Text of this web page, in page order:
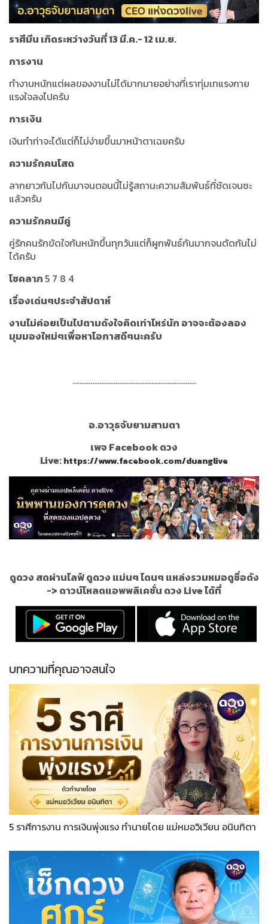
ราศีมีน เกิดระหว่างวันที่ 13 มี.ค.- 12 เม.ย.
การงาน
ทำงานหนักแต่ผลของงานไม่ได้มากมายอย่างที่เราทุ่มเทแรงกาย
แรงใจลงไปครับ
การเงิน
เงินทำท่าจะได้แต่ก็ไม่ง่ายขึ้นมาหน้าตาเฉยครับ
ความรักคนโสด
ลากยาวกันไปกันมาจนตอนนี้ไม่รู้สถานะความสัมพันธ์ที่ชัดเจนซะ
แล้วครับ
ความรักคนมีคู่
คู่รักคนรักขัดใจกันหนักขึ้นทุกวันแต่ก็ผูกพันธ์กันมากจนตัดกันไม่
ได้ครับ
โชคลาภ 5 7 8 4
เรื่องเด่นๆประจำสัปดาห์
งานไม่ค่อยเป็นไปตามดังใจคิดเท่าไหร่นัก อาจจะต้องลอง
มุมมองใหม่ๆเพื่อหาโอกาสดีๆนะครับ
.....................................................................
อ.อาวุธจับยามสามตา
เพจ Facebook ดวง
Live:https://www.facebook.com/duanglive
ดูดวง สดผ่านไลฟ์ ดูดวง แม่นๆ โดนๆ แหล่งรวมหมอดูชื่อดัง
-> ดาวน์โหลดแอพพลิเคชั่น ดวง Live ได้ที่
บทความที่คุณอาจสนใจ
5 ราศีการงาน การเงินพุ่งแรง ทำนายโดย แม่หมอวิเวียน อนินทิตา